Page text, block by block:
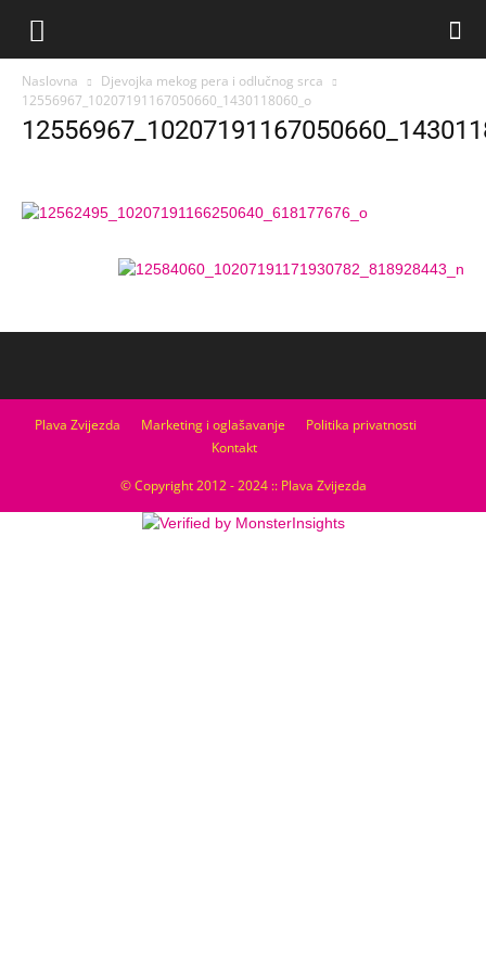
Naslovna
Djevojka mekog pera i odlučnog srca
12556967_10207191167050660_1430118060_o
Plava Zvijezda Marketing i oglašavanje
Politika privatnosti
Kontakt
© Copyright 2012 - 2024 :: Plava Zvijezda